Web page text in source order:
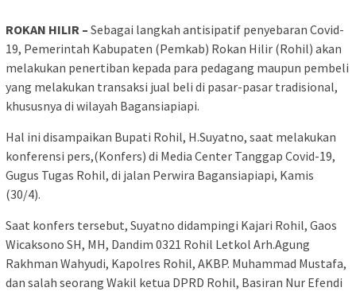
ROKAN HILIR – Sebagai langkah antisipatif penyebaran Covid-
19, Pemerintah Kabupaten (Pemkab) Rokan Hilir (Rohil) akan
melakukan penertiban kepada para pedagang maupun pembeli
yang melakukan transaksi jual beli di pasar-pasar tradisional,
khususnya di wilayah Bagansiapiapi.
Hal ini disampaikan Bupati Rohil, H.Suyatno, saat melakukan
konferensi pers,(Konfers) di Media Center Tanggap Covid-19,
Gugus Tugas Rohil, di jalan Perwira Bagansiapiapi, Kamis
(30/4).
Saat konfers tersebut, Suyatno didampingi Kajari Rohil, Gaos
Wicaksono SH, MH, Dandim 0321 Rohil Letkol Arh.Agung
Rakhman Wahyudi, Kapolres Rohil, AKBP. Muhammad Mustafa,
dan salah seorang Wakil ketua DPRD Rohil, Basiran Nur Efendi